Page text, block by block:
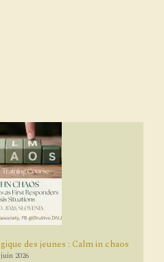
des jeunes : Calm in chaos
2026